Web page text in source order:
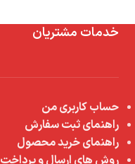
خدمات مشتریان
حساب کاربری من
راهنمای ثبت سفارش
راهنمای خرید محصول
روش های ارسال و پرداخت